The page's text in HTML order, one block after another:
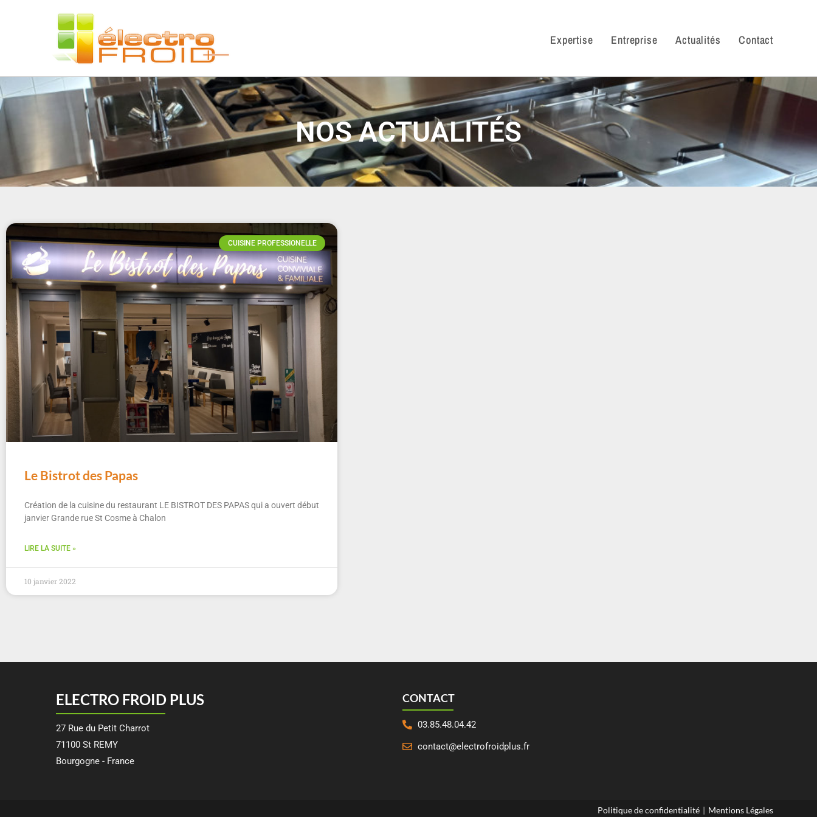
Expertise Entreprise Actualités Contact
NOS ACTUALITÉS
CUISINE PROFESSIONELLE
Le Bistrot des Papas
Création de la cuisine du restaurant LE BISTROT DES PAPAS qui a ouvert début
janvier Grande rue St Cosme à Chalon
LIRE LA SUITE »
10 janvier 2022
ELECTRO FROID PLUS
27 Rue du Petit Charrot
71100 St REMY
Bourgogne - France
CONTACT
03.85.48.04.42
contact@electrofroidplus.fr
Politique de confidentialité Mentions Légales